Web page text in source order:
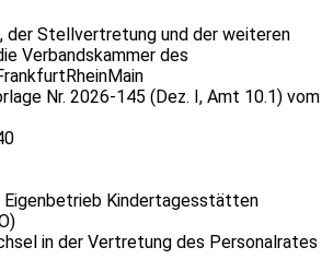
der Stellvertretung und der weiteren
Verbandskammer des
Nr. 2026-145 (Dez. I, Amt 10.1) vom
Eigenbetrieb Kindertagesstätten
in der Vertretung des Personalrates